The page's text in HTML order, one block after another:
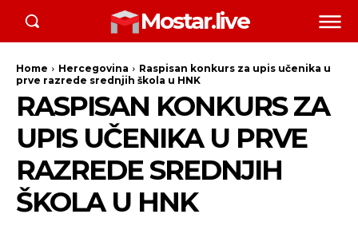
Mostar.live
Home Hercegovina
Raspisan konkurs za upis učenika u
prve razrede srednjih škola u HNK
RASPISAN KONKURS ZA
UPIS UČENIKA U PRVE
RAZREDE SREDNJIH
ŠKOLA U HNK